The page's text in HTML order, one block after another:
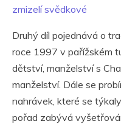
Druhý díl pojednává o
roce 1997 v pařížském
dětství, manželství s
manželství. Dále se
nahrávek, které se
pořad zabývá